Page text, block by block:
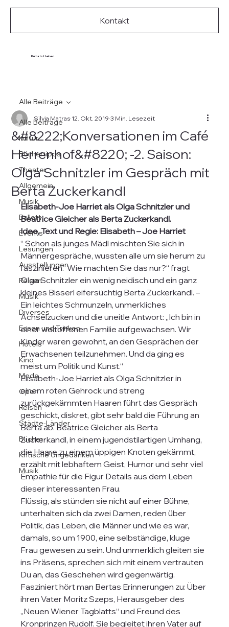
Kultur ist Leben
Kontakt
Alle Beiträge
Kultur
Büchertipps
Theater
Allgemein
Musik
Ballett
Events
Lesungen
Ausstellungen
Reisen
Musik
Diverses
Essen und Trinken
Hotels
Kino
Mode
Oper
Reisen
Städte-Länder
Bücher
Kritische Ungedanken
Musik
Alle Beiträge
&#8222;Konversationen im Café
Herrenhof&#8220; -2. Saison:
Olga Schnitzler im Gespräch mit
Berta Zuckerkandl
Silvia Matras 12. Okt. 2019 3 Min. Lesezeit
Elisabeth-Joe Harriet als Olga Schnitzler und
Beatrice Gleicher als Berta Zuckerkandl.
Idee, Text und Regie: Elisabeth – Joe Harriet
“ Schon als junges Mädl mischten Sie sich in
Männergespräche, wussten alle um sie herum zu
faszinieren.  Wie machten Sie das nur?“ fragt
Olga Schnitzler ein wenig neidisch und ein ganz
kleines Bisserl eifersüchtig Berta Zuckerkandl. –
Ein leichtes Schmunzeln, unmerkliches
Achselzucken und die uneitle Antwort: „Ich bin in
einer weltoffenen Familie aufgewachsen. Wir
Kinder waren gewohnt, an den Gesprächen der
Erwachsenen teilzunehmen. Und da ging es
meist um Politik und Kunst.“
Elisabeth-Joe Harriet als Olga Schnitzler in
einem roten Gehrock und streng
zurückgekämmten Haaren führt das Gespräch
geschickt, diskret, gibt sehr bald die Führung an
Berta ab. Beatrice Gleicher als Berta
Zuckerkandl, in einem jugendstilartigen Umhang,
die Haare zu einem üppigen Knoten gekämmt,
erzählt mit lebhaftem Geist, Humor und sehr viel
Empathie für die Figur Details aus dem Leben
dieser interessanten Frau.
Flüssig, als stünden sie nicht auf einer Bühne,
unterhalten sich da zwei Damen, reden über
Politik, das Leben, die Männer und wie es war,
damals, so um 1900, eine selbständige, kluge
Frau gewesen zu sein. Und unmerklich gleiten sie
ins Präsens, sprechen sich mit einem vertrauten
Du an, das Geschehen wird gegenwärtig.
Fasziniert hört man Bertas Erinnerungen zu: Über
ihren Vater Moritz Szeps, Herausgeber des
„Neuen Wiener Tagblatts“ und Freund des
Kronprinzen Rudolf. Sie begleitet ihren Vater auf